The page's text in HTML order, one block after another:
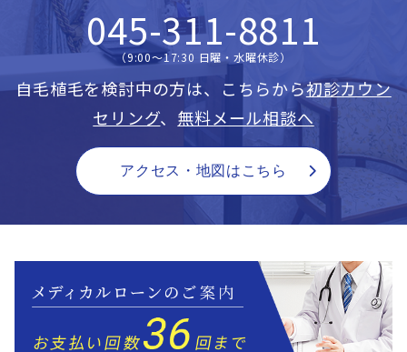
045-311-8811
（9:00〜17:30 日曜・水曜休診）
自毛植毛を検討中の方は、こちらから初診カウン
セリング、 無料メール相談へ
アクセス・地図はこちら